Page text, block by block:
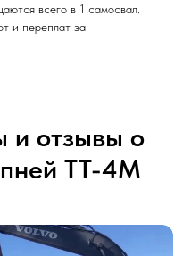
всего в 1 самосвал.
и переплат за
и отзывы о
пней ТТ-4М